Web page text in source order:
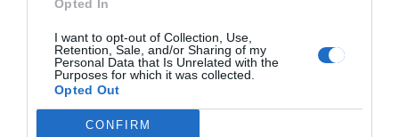
Opted In
I want to opt-out of Collection, Use,
Retention, Sale, and/or Sharing of my
Personal Data that Is Unrelated with the
Purposes for which it was collected.
Opted Out
CONFIRM